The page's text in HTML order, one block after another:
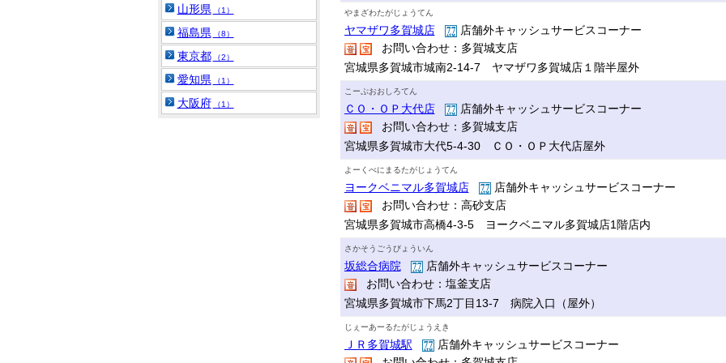
やまざわたがじょうてん
ヤマザワ多賀城店
店舗外キャッシュサービスコーナー
お問い合わせ：多賀城支店
宮城県多賀城市城南2-14-7 ヤマザワ多賀城店１階半屋外
こーぷおおしろてん
ＣＯ・ＯＰ大代店
店舗外キャッシュサービスコーナー
お問い合わせ：多賀城支店
宮城県多賀城市大代5-4-30 ＣＯ・ＯＰ大代店屋外
よーくべにまるたがじょうてん
ヨークベニマル多賀城店
店舗外キャッシュサービスコーナー
お問い合わせ：高砂支店
宮城県多賀城市高橋4-3-5 ヨークベニマル多賀城店1階店内
さかそうごうびょういん
坂総合病院
店舗外キャッシュサービスコーナー
お問い合わせ：塩釜支店
宮城県多賀城市下馬2丁目13-7 病院入口（屋外）
じぇーあーるたがじょうえき
ＪＲ多賀城駅
店舗外キャッシュサービスコーナー
山形県 （1）
福島県 （8）
東京都 （2）
愛知県 （1）
大阪府 （1）